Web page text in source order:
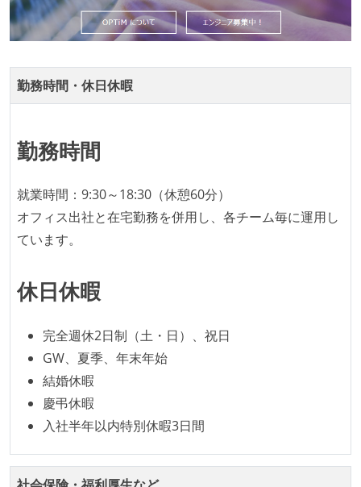
2年以内に未就学児を子育てしながら働いていたエン
ジニアがいる
メンバーの多様性
外国籍の開発メンバーがいる
待遇・福利厚生
イベントへの業務参加やチケット負担など、会社とし
て、大規模カンファレンスへの参加を支援する制度が
ある
ストックオプションまたは自社株購入支援制度がある
選考プロセス
適性検査がある（SPIなど）
職業安定法に対応する記載事項
休憩時間：1時間
固定残業時間：月40時間分
休日制度：完全週休2日制（土日祝休み）
勤務時間・休日休暇
勤務時間
就業時間：9:30～18:30（休憩60分）
オフィス出社と在宅勤務を併用し、各チーム毎に運用し
ています。
休日休暇
完全週休2日制（土・日）、祝日
GW、夏季、年末年始
結婚休暇
慶弔休暇
入社半年以内特別休暇3日間